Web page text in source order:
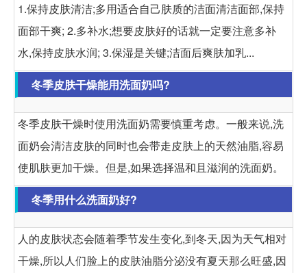
1.保持皮肤清洁;多用适合自己肤质的洁面清洁面部,保持
面部干爽; 2.多补水;想要皮肤好的话就一定要注意多补
水,保持皮肤水润; 3.保湿是关键;洁面后爽肤加乳...
冬季皮肤干燥能用洗面奶吗?
冬季皮肤干燥时使用洗面奶需要慎重考虑。一般来说,洗
面奶会清洁皮肤的同时也会带走皮肤上的天然油脂,容易
使肌肤更加干燥。但是,如果选择温和且滋润的洗面奶。
冬季用什么洗面奶好?
人的皮肤状态会随着季节发生变化,到冬天,因为天气相对
干燥,所以人们脸上的皮肤油脂分泌没有夏天那么旺盛,因